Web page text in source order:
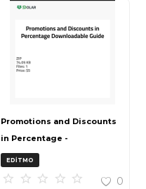
Promotions and Discounts
in Percentage -
Downloadable Guide
EDITMO
0